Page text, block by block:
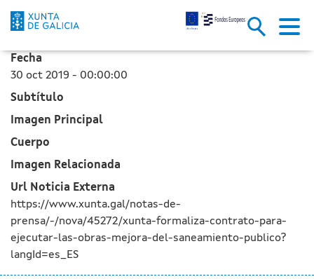
La Xunta formaliza el contrato
Saltar al contenido principal
Fecha
30 oct 2019 - 00:00:00
Subtítulo
Imagen Principal
Cuerpo
Imagen Relacionada
Url Noticia Externa
https://www.xunta.gal/notas-de-
prensa/-/nova/45272/xunta-formaliza-contrato-para-
ejecutar-las-obras-mejora-del-saneamiento-publico?
langId=es_ES